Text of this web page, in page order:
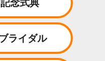
念式典
ライダル